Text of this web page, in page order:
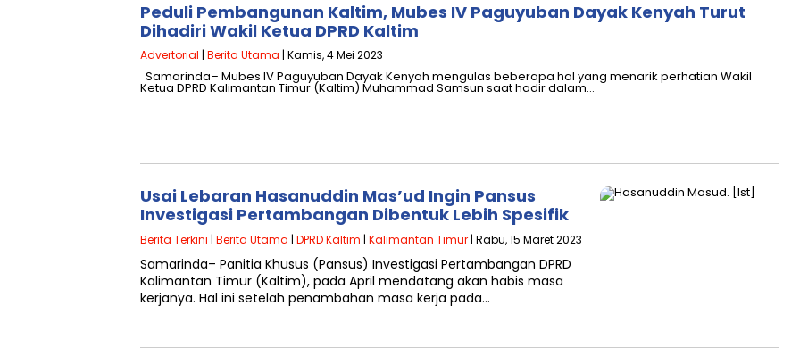
Peduli Pembangunan Kaltim, Mubes IV Paguyuban Dayak Kenyah Turut
Dihadiri Wakil Ketua DPRD Kaltim
Advertorial | Berita Utama | Kamis, 4 Mei 2023
Samarinda– Mubes IV Paguyuban Dayak Kenyah mengulas beberapa hal yang menarik perhatian Wakil
Ketua DPRD Kalimantan Timur (Kaltim) Muhammad Samsun saat hadir dalam…
Usai Lebaran Hasanuddin Mas’ud Ingin Pansus
Investigasi Pertambangan Dibentuk Lebih Spesifik
Berita Terkini | Berita Utama | DPRD Kaltim | Kalimantan Timur | Rabu, 15 Maret 2023
Samarinda– Panitia Khusus (Pansus) Investigasi Pertambangan DPRD
Kalimantan Timur (Kaltim), pada April mendatang akan habis masa
kerjanya. Hal ini setelah penambahan masa kerja pada…